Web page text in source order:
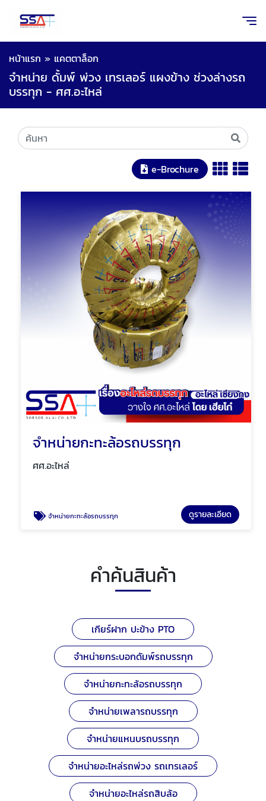
หน้าแรก » แคตตาล็อก
จำหน่าย ดั้มพ์ พ่วง เทรเลอร์ แผงข้าง ช่วงล่างรถ
บรรทุก - ศศ.อะไหล่
e-Brochure
จำหน่ายกะทะล้อรถบรรทุก
ศศ.อะไหล่
จำหน่ายกะทะล้อรถบรรทุก ดูรายละเอียด
คำค้นสินค้า
เกียร์ฝาก ปะข้าง PTO
จำหน่ายกระบอกดัมพ์รถบรรทุก
จำหน่ายกะทะล้อรถบรรทุก
จำหน่ายเพลารถบรรทุก
จำหน่ายแหนบรถบรรทุก
จำหน่ายอะไหล่รถพ่วง รถเทรเลอร์
จำหน่ายอะไหล่รถสิบล้อ